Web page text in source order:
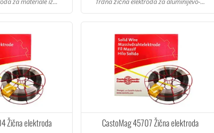
Žična elektroda CastoMag 45707 Žična elektroda